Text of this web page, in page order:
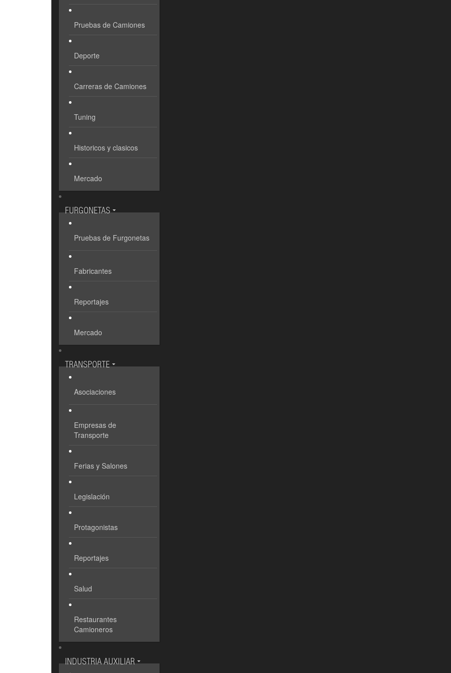
Pruebas de Camiones
Deporte
Carreras de Camiones
Tuning
Historicos y clasicos
Mercado
FURGONETAS
Pruebas de Furgonetas
Fabricantes
Reportajes
Mercado
TRANSPORTE
Asociaciones
Empresas de
Transporte
Ferias y Salones
Legislación
Protagonistas
Reportajes
Salud
Restaurantes
Camioneros
INDUSTRIA AUXILIAR